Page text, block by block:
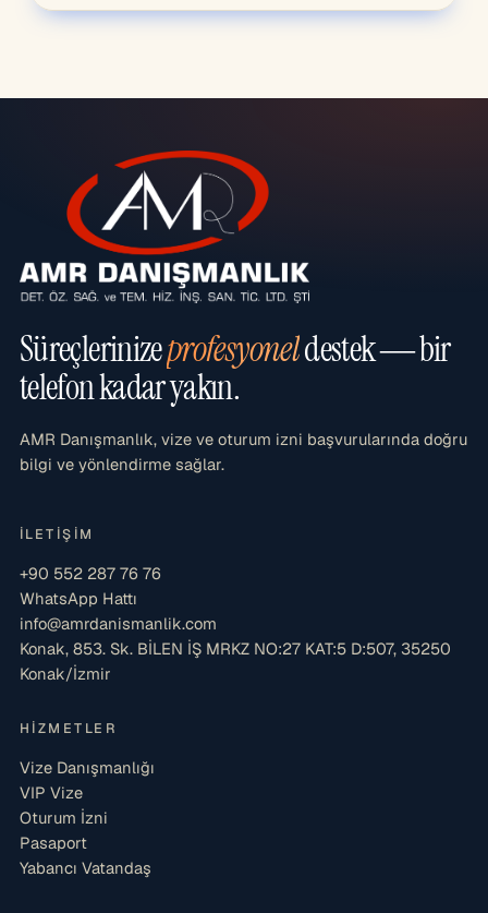
Süreçlerinizeprofesyoneldestek — bir
telefon kadar yakın.
AMR Danışmanlık, vize ve oturum izni başvurularında doğru
bilgi ve yönlendirme sağlar.
İLETIŞIM
+90 552 287 76 76
WhatsApp Hattı
info@amrdanismanlik.com
Konak, 853. Sk. BİLEN İŞ MRKZ NO:27 KAT:5 D:507, 35250
Konak/İzmir
HIZMETLER
Vize Danışmanlığı
VIP Vize
Oturum İzni
Pasaport
Yabancı Vatandaş